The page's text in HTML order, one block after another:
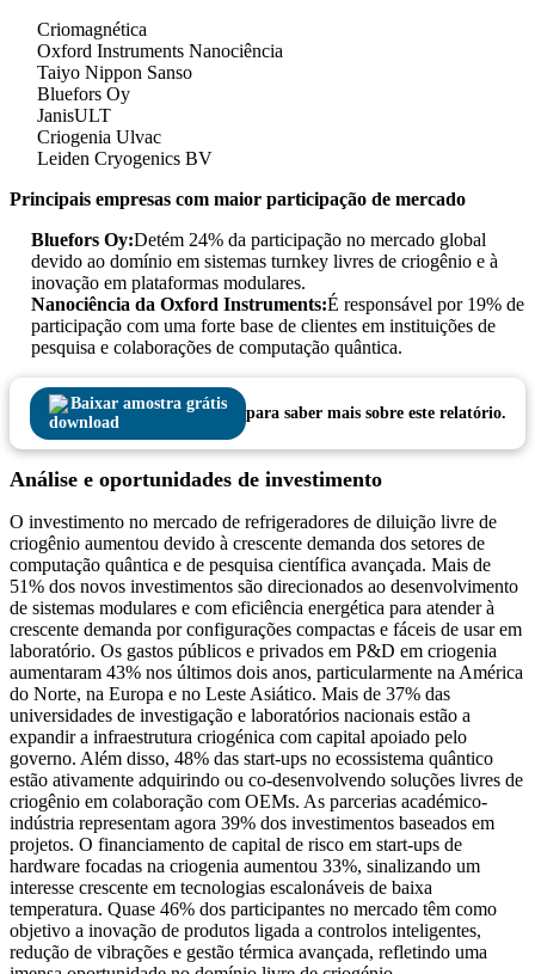
Criomagnética
Oxford Instruments Nanociência
Taiyo Nippon Sanso
Bluefors Oy
JanisULT
Criogenia Ulvac
Leiden Cryogenics BV
Principais empresas com maior participação de mercado
Bluefors Oy:Detém 24% da participação no mercado global
devido ao domínio em sistemas turnkey livres de criogênio e à
inovação em plataformas modulares.
Nanociência da Oxford Instruments:É responsável por 19% de
participação com uma forte base de clientes em instituições de
pesquisa e colaborações de computação quântica.
Baixar amostra grátis
para saber mais sobre este relatório.
Análise e oportunidades de investimento
O investimento no mercado de refrigeradores de diluição livre de
criogênio aumentou devido à crescente demanda dos setores de
computação quântica e de pesquisa científica avançada. Mais de
51% dos novos investimentos são direcionados ao desenvolvimento
de sistemas modulares e com eficiência energética para atender à
crescente demanda por configurações compactas e fáceis de usar em
laboratório. Os gastos públicos e privados em P&D em criogenia
aumentaram 43% nos últimos dois anos, particularmente na América
do Norte, na Europa e no Leste Asiático. Mais de 37% das
universidades de investigação e laboratórios nacionais estão a
expandir a infraestrutura criogénica com capital apoiado pelo
governo. Além disso, 48% das start-ups no ecossistema quântico
estão ativamente adquirindo ou co-desenvolvendo soluções livres de
criogênio em colaboração com OEMs. As parcerias académico-
indústria representam agora 39% dos investimentos baseados em
projetos. O financiamento de capital de risco em start-ups de
hardware focadas na criogenia aumentou 33%, sinalizando um
interesse crescente em tecnologias escalonáveis ​​de baixa
temperatura. Quase 46% dos participantes no mercado têm como
objetivo a inovação de produtos ligada a controlos inteligentes,
redução de vibrações e gestão térmica avançada, refletindo uma